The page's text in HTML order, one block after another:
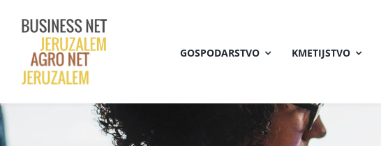
content
GOSPODARSTVO KMETIJSTVO